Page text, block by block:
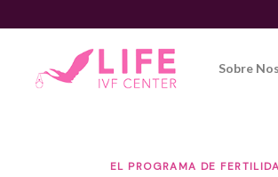
to
Sobre
EL PROGRAMA DE